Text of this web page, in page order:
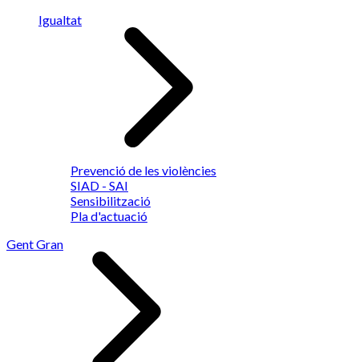
Igualtat
Prevenció de les violències
SIAD - SAI
Sensibilització
Pla d'actuació
Gent Gran